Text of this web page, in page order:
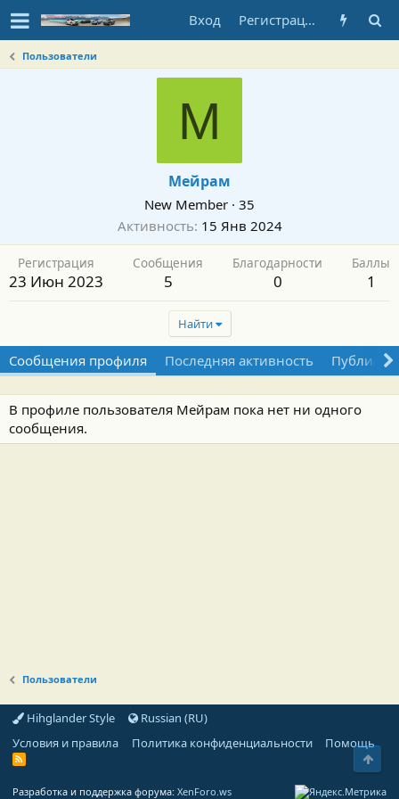
Вход Регистрация
Пользователи
М
Мейрам
New Member · 35
Активность 15 Янв 2024
Регистрация
23 Июн 2023
Сообщения
5
Благодарности
0
Баллы
1
Найти
Сообщения профиля Последняя активность
В профиле пользователя Мейрам пока нет ни одного
сообщения.
Пользователи
Hihglander Style
Russian (RU)
Условия и правила
Политика конфиденциальности Помощь
R
Разработка и поддержка форума: XenForo.ws